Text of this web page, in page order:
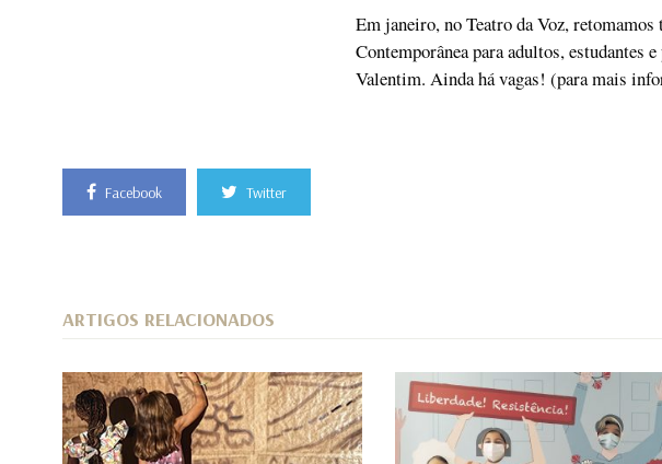
Em janeiro, no Teatro da Voz, retomamos
Contemporânea para adultos, estudantes
Valentim. Ainda há vagas! (para mais
Facebook Twitter
ARTIGOS RELACIONADOS